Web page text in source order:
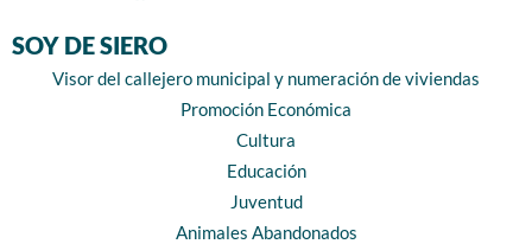
SOY DE SIERO
Visor del callejero municipal y numeración de viviendas
Promoción Económica
Cultura
Educación
Juventud
Animales Abandonados